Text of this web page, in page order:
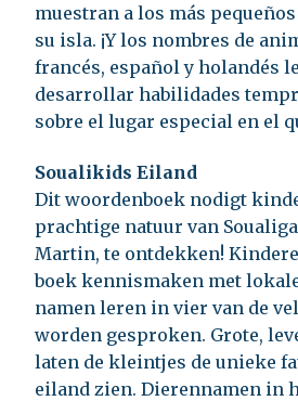
muestran a los más
su isla. ¡Y los nombres de
francés, español y holandés
desarrollar habilidades
sobre el lugar especial en el
Soualikids Eiland
Dit woordenboek nodigt
prachtige natuur van
Martin, te ontdekken!
boek kennismaken met
namen leren in vier van de
worden gesproken. Grote,
laten de kleintjes de unieke
eiland zien. Dierennamen in